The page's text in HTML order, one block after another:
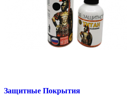
Защитные Покрытия